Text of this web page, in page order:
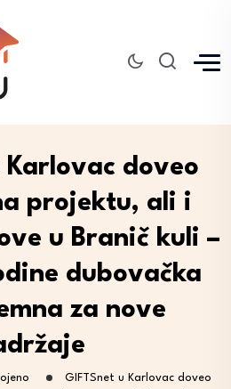
Karlovac doveo
projektu, ali i
u Branič kuli –
dubovačka
za nove
GIFTSnet u Karlovac doveo